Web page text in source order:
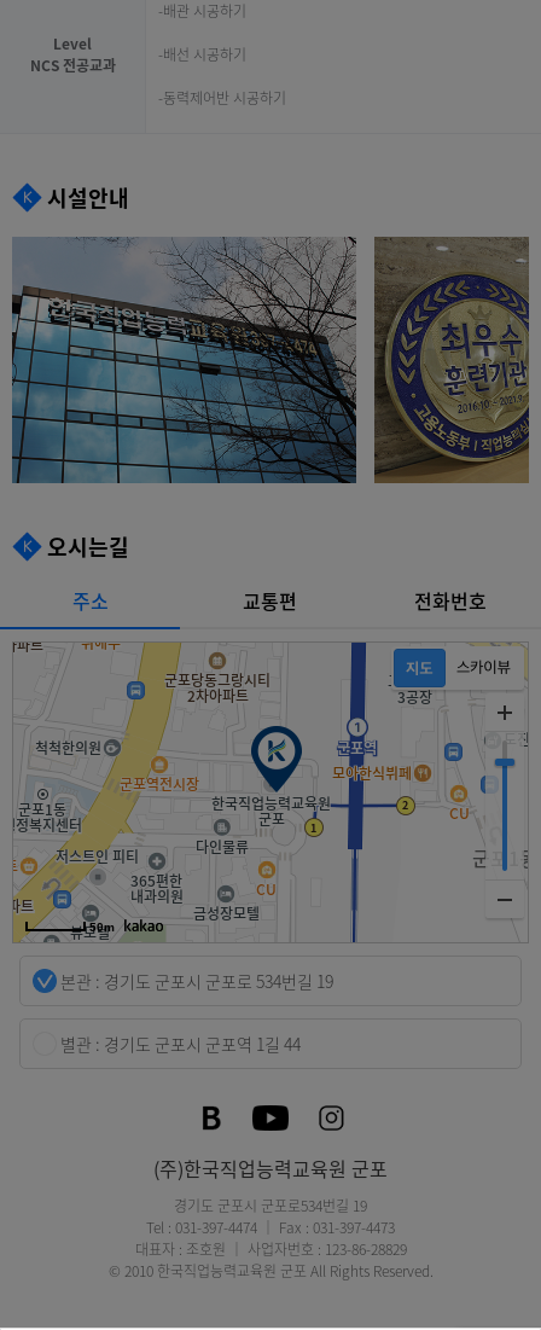
Level
NCS 전공교과
-배관 시공하기
-배선 시공하기
-동력제어반 시공하기
시설안내
오시는길
주소 교통편 전화번호
50m
본관 : 경기도 군포시 군포로 534번길 19
별관 : 경기도 군포시 군포역 1길 44
(주)한국직업능력교육원 군포
경기도 군포시 군포로534번길 19
Tel : 031-397-4474 ｜ Fax : 031-397-4473
대표자 : 조호원 ｜ 사업자번호 : 123-86-28829
© 2010 한국직업능력교육원 군포 All Rights Reserved.